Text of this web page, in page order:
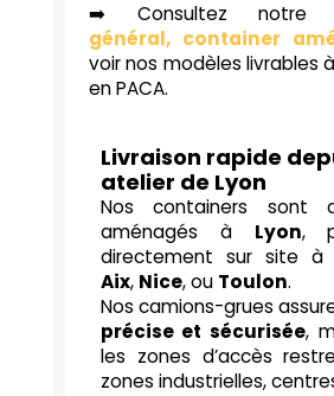
➡️ Consultez notre
général, container
voir nos modèles livrables
en PACA.
Livraison rapide
atelier de Lyon
Nos containers sont
aménagés à Lyon,
directement sur site à
Aix, Nice, ou Toulon.
Nos camions-grues
précise et sécurisée,
les zones d’accès
zones industrielles,